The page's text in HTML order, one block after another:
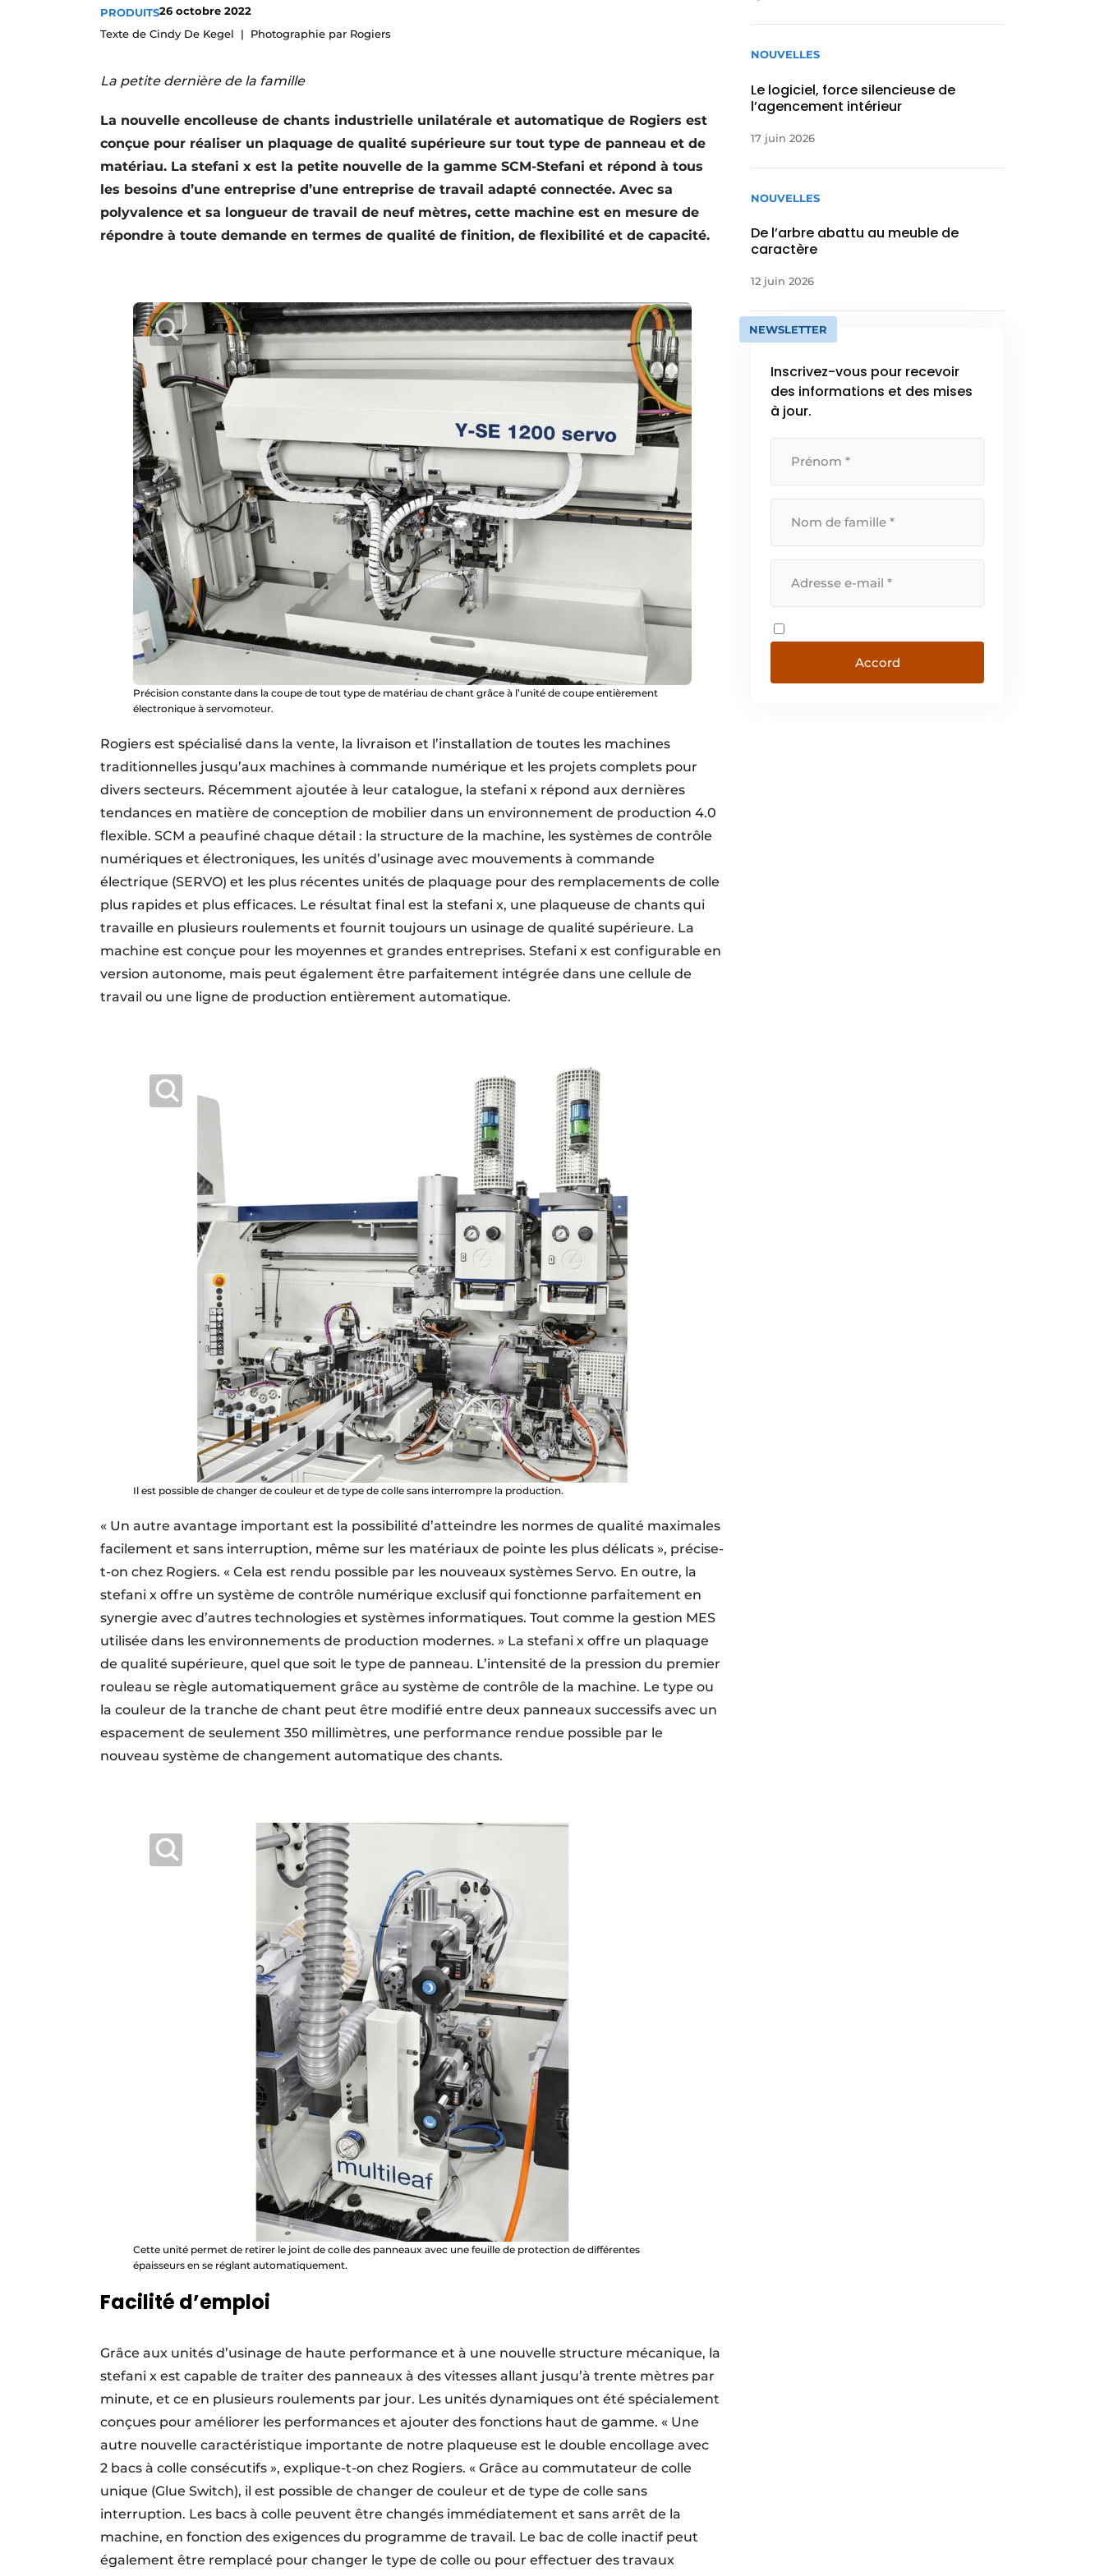
Podcasts
S’inscrire à l’événement
S’inscrire
Termes et conditions
Video’s
PRODUITS26 octobre 2022
Texte de Cindy De Kegel
Photographie par Rogiers
La petite dernière de la famille
La nouvelle encolleuse de chants industrielle unilatérale et automatique de Rogiers est
conçue pour réaliser un plaquage de qualité supérieure sur tout type de panneau et de
matériau. La stefani x est la petite nouvelle de la gamme SCM-Stefani et répond à tous
les besoins d’une entreprise d’une entreprise de travail adapté connectée. Avec sa
polyvalence et sa longueur de travail de neuf mètres, cette machine est en mesure de
répondre à toute demande en termes de qualité de finition, de flexibilité et de capacité.
Précision constante dans la coupe de tout type de matériau de chant grâce à l’unité de coupe entièrement
électronique à servomoteur.
Rogiers est spécialisé dans la vente, la livraison et l’installation de toutes les machines
traditionnelles jusqu’aux machines à commande numérique et les projets complets pour
divers secteurs. Récemment ajoutée à leur catalogue, la stefani x répond aux dernières
tendances en matière de conception de mobilier dans un environnement de production 4.0
flexible. SCM a peaufiné chaque détail : la structure de la machine, les systèmes de contrôle
numériques et électroniques, les unités d’usinage avec mouvements à commande
électrique (SERVO) et les plus récentes unités de plaquage pour des remplacements de colle
plus rapides et plus efficaces. Le résultat final est la stefani x, une plaqueuse de chants qui
travaille en plusieurs roulements et fournit toujours un usinage de qualité supérieure. La
machine est conçue pour les moyennes et grandes entreprises. Stefani x est configurable en
version autonome, mais peut également être parfaitement intégrée dans une cellule de
travail ou une ligne de production entièrement automatique.
Il est possible de changer de couleur et de type de colle sans interrompre la production.
« Un autre avantage important est la possibilité d’atteindre les normes de qualité maximales
facilement et sans interruption, même sur les matériaux de pointe les plus délicats », précise-
t-on chez Rogiers. « Cela est rendu possible par les nouveaux systèmes Servo. En outre, la
stefani x offre un système de contrôle numérique exclusif qui fonctionne parfaitement en
synergie avec d’autres technologies et systèmes informatiques. Tout comme la gestion MES
utilisée dans les environnements de production modernes. » La stefani x offre un plaquage
de qualité supérieure, quel que soit le type de panneau. L’intensité de la pression du premier
rouleau se règle automatiquement grâce au système de contrôle de la machine. Le type ou
la couleur de la tranche de chant peut être modifié entre deux panneaux successifs avec un
espacement de seulement 350 millimètres, une performance rendue possible par le
nouveau système de changement automatique des chants.
Cette unité permet de retirer le joint de colle des panneaux avec une feuille de protection de différentes
épaisseurs en se réglant automatiquement.
Facilité d’emploi
Grâce aux unités d’usinage de haute performance et à une nouvelle structure mécanique, la
stefani x est capable de traiter des panneaux à des vitesses allant jusqu’à trente mètres par
minute, et ce en plusieurs roulements par jour. Les unités dynamiques ont été spécialement
conçues pour améliorer les performances et ajouter des fonctions haut de gamme. « Une
autre nouvelle caractéristique importante de notre plaqueuse est le double encollage avec
2 bacs à colle consécutifs », explique-t-on chez Rogiers. « Grâce au commutateur de colle
unique (Glue Switch), il est possible de changer de couleur et de type de colle sans
interruption. Les bacs à colle peuvent être changés immédiatement et sans arrêt de la
machine, en fonction des exigences du programme de travail. Le bac de colle inactif peut
également être remplacé pour changer le type de colle ou pour effectuer des travaux
NOUVELLES
Le logiciel, force silencieuse de
l’agencement intérieur
17 juin 2026
NOUVELLES
De l’arbre abattu au meuble de
caractère
12 juin 2026
NEWSLETTER
Inscrivez-vous pour recevoir
des informations et des mises
à jour.
Accord